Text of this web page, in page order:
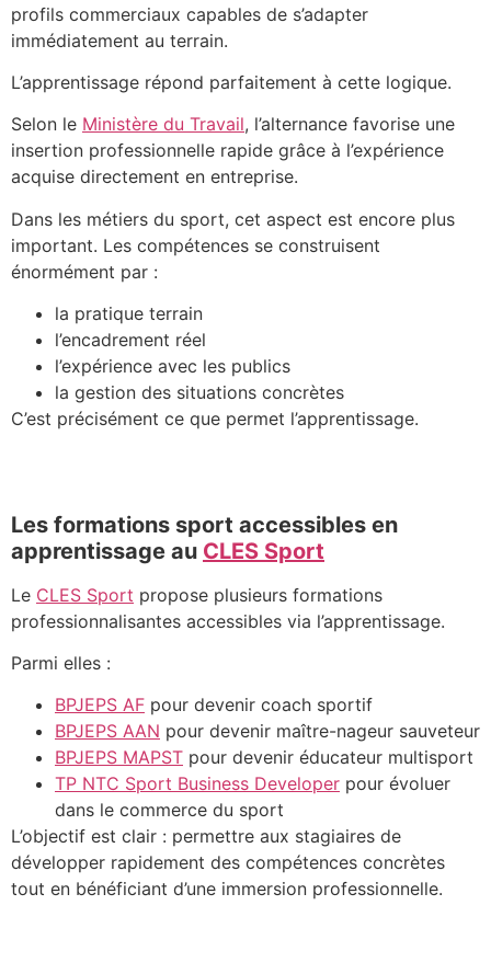
profils commerciaux capables de s’adapter
immédiatement au terrain.
L’apprentissage répond parfaitement à cette logique.
Selon le Ministère du Travail, l’alternance favorise une
insertion professionnelle rapide grâce à l’expérience
acquise directement en entreprise.
Dans les métiers du sport, cet aspect est encore plus
important. Les compétences se construisent
énormément par :
la pratique terrain
l’encadrement réel
l’expérience avec les publics
la gestion des situations concrètes
C’est précisément ce que permet l’apprentissage.
Les formations sport accessibles en
apprentissage au CLES Sport
Le CLES Sport propose plusieurs formations
professionnalisantes accessibles via l’apprentissage.
Parmi elles :
BPJEPS AF pour devenir coach sportif
BPJEPS AAN pour devenir maître-nageur sauveteur
BPJEPS MAPST pour devenir éducateur multisport
TP NTC Sport Business Developer pour évoluer
dans le commerce du sport
L’objectif est clair : permettre aux stagiaires de
développer rapidement des compétences concrètes
tout en bénéficiant d’une immersion professionnelle.